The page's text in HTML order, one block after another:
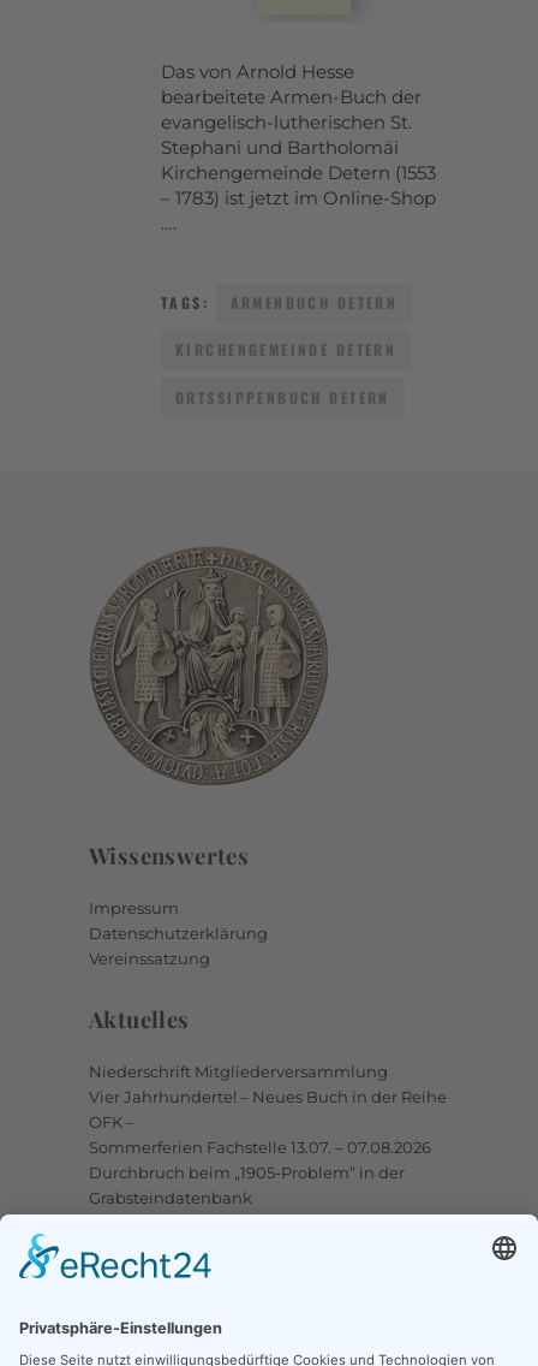
Das von Arnold Hesse
bearbeitete Armen-Buch der
evangelisch-lutherischen St.
Stephani und Bartholomäi
Kirchengemeinde Detern (1553
– 1783) ist jetzt im Online-Shop
….
TAGS: ARMENBUCH DETERN
KIRCHENGEMEINDE DETERN
ORTSSIPPENBUCH DETERN
Wissenswertes
Impressum
Datenschutzerklärung
Vereinssatzung
Aktuelles
Niederschrift Mitgliederversammlung
Vier Jahrhunderte! – Neues Buch in der Reihe
OFK –
Sommerferien Fachstelle 13.07. – 07.08.2026
Durchbruch beim „1905-Problem“ in der
Grabsteindatenbank
Facebook